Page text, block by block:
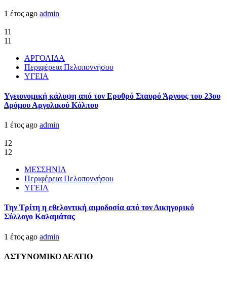
1 έτος ago admin
11
11
ΑΡΓΟΛΙΔΑ
Περιφέρεια Πελοποννήσου
ΥΓΕΙΑ
Υγειονομική κάλυψη από τον Ερυθρό Σταυρό Άργους του 23ου
Δρόμου Αργολικού Κόλπου
1 έτος ago admin
12
12
ΜΕΣΣΗΝΙΑ
Περιφέρεια Πελοποννήσου
ΥΓΕΙΑ
Την Τρίτη η εθελοντική αιμοδοσία από τον Δικηγορικό
Σύλλογο Καλαμάτας
1 έτος ago admin
ΑΣΤΥΝΟΜΙΚΟ ΔΕΛΤΙΟ